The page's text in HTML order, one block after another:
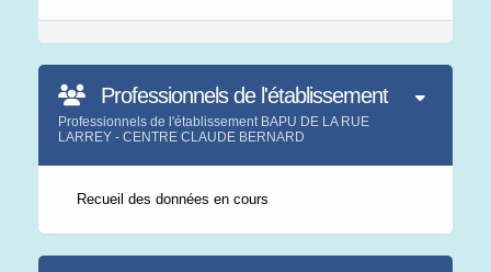
Professionnels de l'établissement
Professionnels de l'établissement BAPU DE LA RUE
LARREY - CENTRE CLAUDE BERNARD
Recueil des données en cours